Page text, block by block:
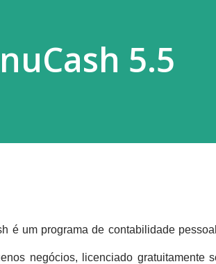
5.5
é um programa de contabilidade
negócios, licenciado gratuitamente